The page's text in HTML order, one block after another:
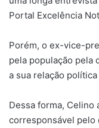
Portal Excelência
Porém, o ex-vice-
pela população pela
a sua relação
Dessa forma, Celino
corresponsável pelo